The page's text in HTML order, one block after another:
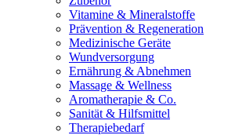
Vitamine & Mineralstoffe
Prävention & Regeneration
Medizinische Geräte
Wundversorgung
Ernährung & Abnehmen
Massage & Wellness
Aromatherapie & Co.
Sanität & Hilfsmittel
Therapiebedarf